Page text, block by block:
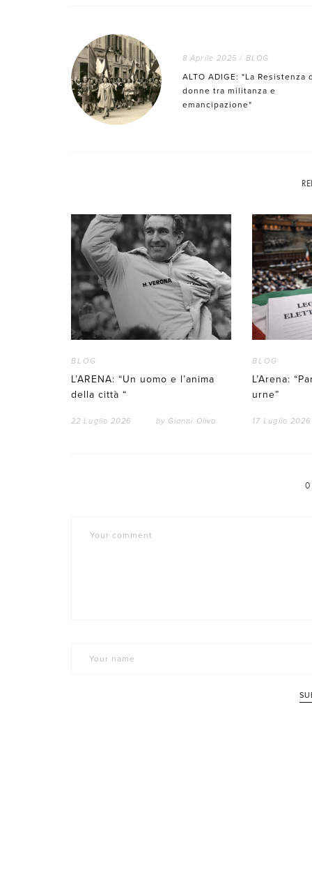
8 Aprile 2025 / BLOG
ALTO ADIGE: "La Resistenza
donne tra militanza e
emancipazione"
BLOG
L’ARENA: “Un uomo e l’anima
della città “
22 Luglio 2026 by Gianni Oliva
BLOG
L’Arena:
urne”
17 Luglio 2026
0